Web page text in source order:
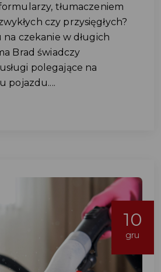
tłumaczeniem
czy przysięgłych?
na czekanie w długich
Brad świadczy
polegające na
pojazdu....
10
gru